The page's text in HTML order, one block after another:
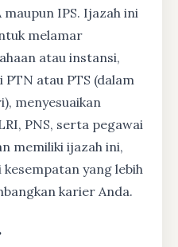
IPS. Ijazah ini
melamar
atau instansi,
atau PTS (dalam
menyesuaikan
PNS, serta pegawai
memiliki ijazah ini,
kesempatan yang lebih
karier Anda.